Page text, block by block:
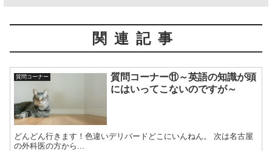
関連記事
質問コーナー
質問コーナー⑪～英語の知識が頭
にはいってこないのですが～
どんどん行きます！色違いデリバードどこにいんねん。 次は名古屋
の外科医の方から...